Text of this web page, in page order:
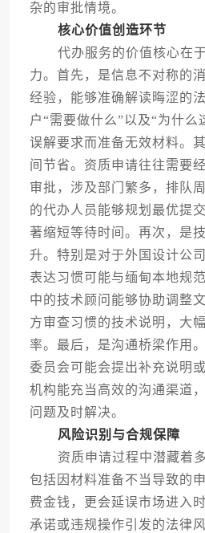
杂的审批情境。
核心价值创造环节
代办服务的价值核心在于
力。首先，是信息不对称的
经验，能够准确解读晦涩的
户“需要做什么”以及“为什么
误解要求而准备无效材料。
间节省。资质申请往往需要
审批，涉及部门繁多，排队
的代办人员能够规划最优提
著缩短等待时间。再次，是
升。特别是对于外国设计公
表达习惯可能与缅甸本地规
中的技术顾问能够协助调整
方审查习惯的技术说明，大
率。最后，是沟通桥梁作用
委员会可能会提出补充说明
机构能充当高效的沟通渠道
问题及时解决。
风险识别与合规保障
资质申请过程中潜藏着多
包括因材料准备不当导致的
费金钱，更会延误市场进入
承诺或违规操作引发的法律